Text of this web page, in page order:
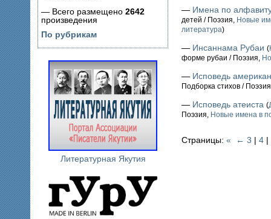
— Всего размещено 2642
произведения
По рубрикам
Литературная Якутия
— Имена по
детей / Поэзия, Новые
литература)
— Инсаннама Рубаи (
форме рубаи / Поэзия,
— Исповедь
Подборка стихов /
— Исповедь атеиста (
Поэзия, Новые имена в
Страницы: « ← 3 | 4 |